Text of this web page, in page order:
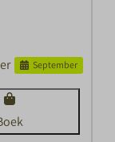
September